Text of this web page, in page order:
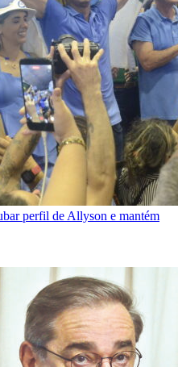
perfil de Allyson e mantém